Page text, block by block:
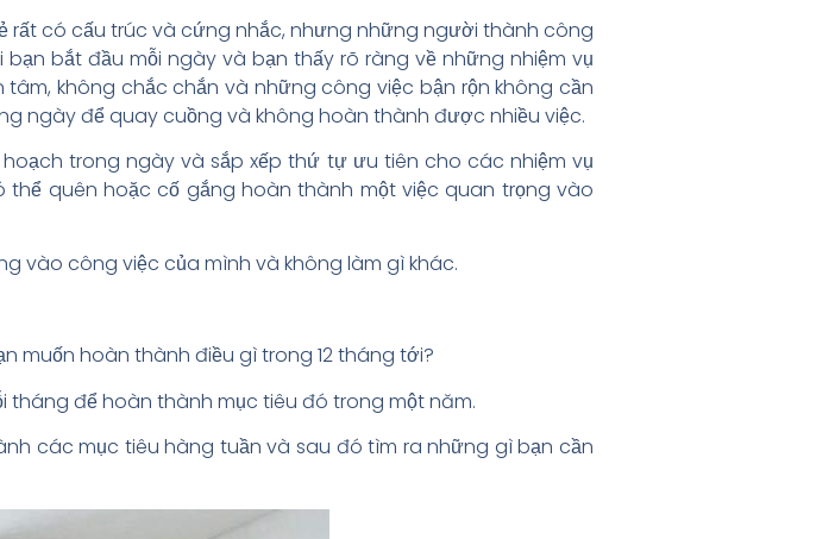
rất có cấu trúc và cứng nhắc, nhưng những người thành công
bắt đầu mỗi ngày và bạn thấy rõ ràng về những nhiệm vụ
không chắc chắn và những công việc bận rộn không cần
ngày để quay cuồng và không hoàn thành được nhiều việc.
trong ngày và sắp xếp thứ tự ưu tiên cho các nhiệm vụ
quên hoặc cố gắng hoàn thành một việc quan trọng vào
vào công việc của mình và không làm gì khác.
muốn hoàn thành điều gì trong 12 tháng tới?
tháng để hoàn thành mục tiêu đó trong một năm.
các mục tiêu hàng tuần và sau đó tìm ra những gì bạn cần